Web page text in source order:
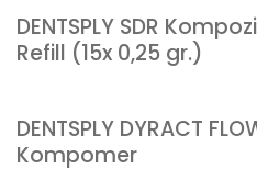
DENTSPLY SDR
Refill (15x 0,25 gr.)
DENTSPLY DYRACT
Kompomer